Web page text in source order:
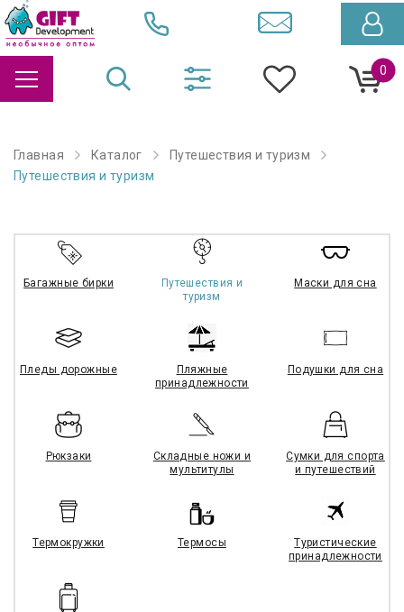
0
Главная Каталог
Путешествия и туризм
Путешествия и туризм
Багажные бирки
Путешествия и
туризм
Маски для сна
Пледы дорожные
Пляжные
принадлежности
Подушки для сна
Рюкзаки
Складные ножи и
мультитулы
Сумки для спорта
и путешествий
Термокружки Термосы
Туристические
принадлежности